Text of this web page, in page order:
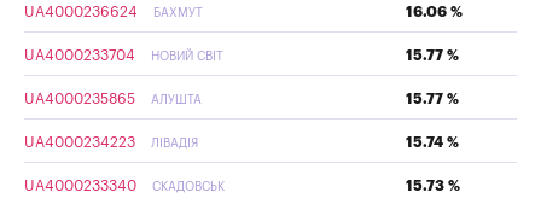
UA4000236624 БАХМУТ 16.06 %
UA4000233704 НОВИЙ СВІТ 15.77 %
UA4000235865 АЛУШТА 15.77 %
UA4000234223 ЛІВАДІЯ 15.74 %
UA4000233340 СКАДОВСЬК 15.73 %